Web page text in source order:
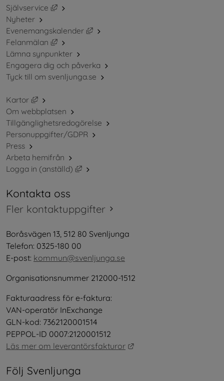
Självservice
Länk till annan webbplats, öppnas i nytt fönster.
Nyheter
Evenemangskalender
Länk till annan webbplats, öppnas i
Felanmälan
Länk till annan webbplats, öppnas i nytt fönster.
Lämna synpunkter
Engagera dig och påverka
Tyck till om svenljunga.se
Kartor
Länk till annan webbplats, öppnas i nytt fönster.
Om webbplatsen
Tillgänglighetsredogörelse
Personuppgifter/GDPR
Press
Arbeta hemifrån
Logga in (anställd)
Länk till annan webbplats, öppnas i nytt
Kontakta oss
Fler kontaktuppgifter
Boråsvägen 13, 512 80 Svenljunga
Telefon: 0325-180 00
E-post: kommun@svenljunga.se
Organisationsnummer 212000-1512
Fakturaadress för e-faktura:
VAN-operatör InExchange
GLN-kod: 7362120001514
PEPPOL-ID 0007:2120001512
Läs mer om leverantörsfakturor
Följ Svenljunga